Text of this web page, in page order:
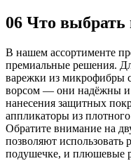
06 Что выбрать
В нашем ассортименте
премиальные решения.
варежки из
ворсом — они надёжны и
нанесения защитных
аппликаторы из
Обратите внимание на
позволяют использовать
подушечке, и плюшевые